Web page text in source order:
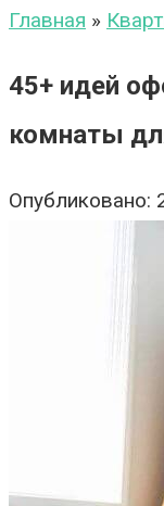
Главная »
45+ идей
комнаты
Опубликовано: